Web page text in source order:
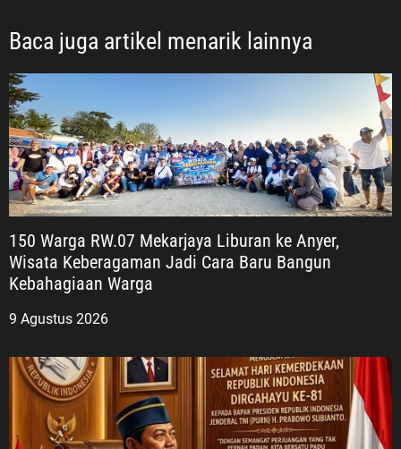
perjalanan
kita
nilai-
berhenti
positif
Baca juga artikel menarik lainnya
150 Warga RW.07 Mekarjaya Liburan ke Anyer,
Wisata Keberagaman Jadi Cara Baru Bangun
Kebahagiaan Warga
9 Agustus 2026